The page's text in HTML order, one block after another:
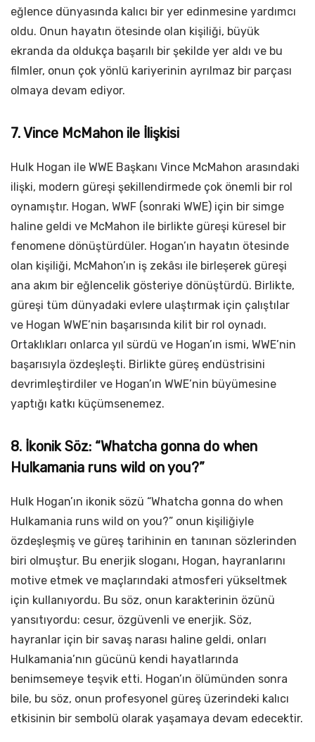
eğlence dünyasında kalıcı bir yer edinmesine yardımcı
oldu. Onun hayatın ötesinde olan kişiliği, büyük
ekranda da oldukça başarılı bir şekilde yer aldı ve bu
filmler, onun çok yönlü kariyerinin ayrılmaz bir parçası
olmaya devam ediyor.
7. Vince McMahon ile İlişkisi
Hulk Hogan ile WWE Başkanı Vince McMahon arasındaki
ilişki, modern güreşi şekillendirmede çok önemli bir rol
oynamıştır. Hogan, WWF (sonraki WWE) için bir simge
haline geldi ve McMahon ile birlikte güreşi küresel bir
fenomene dönüştürdüler. Hogan’ın hayatın ötesinde
olan kişiliği, McMahon’ın iş zekâsı ile birleşerek güreşi
ana akım bir eğlencelik gösteriye dönüştürdü. Birlikte,
güreşi tüm dünyadaki evlere ulaştırmak için çalıştılar
ve Hogan WWE’nin başarısında kilit bir rol oynadı.
Ortaklıkları onlarca yıl sürdü ve Hogan’ın ismi, WWE’nin
başarısıyla özdeşleşti. Birlikte güreş endüstrisini
devrimleştirdiler ve Hogan’ın WWE’nin büyümesine
yaptığı katkı küçümsenemez.
8. İkonik Söz: “Whatcha gonna do when
Hulkamania runs wild on you?”
Hulk Hogan’ın ikonik sözü “Whatcha gonna do when
Hulkamania runs wild on you?” onun kişiliğiyle
özdeşleşmiş ve güreş tarihinin en tanınan sözlerinden
biri olmuştur. Bu enerjik sloganı, Hogan, hayranlarını
motive etmek ve maçlarındaki atmosferi yükseltmek
için kullanıyordu. Bu söz, onun karakterinin özünü
yansıtıyordu: cesur, özgüvenli ve enerjik. Söz,
hayranlar için bir savaş narası haline geldi, onları
Hulkamania’nın gücünü kendi hayatlarında
benimsemeye teşvik etti. Hogan’ın ölümünden sonra
bile, bu söz, onun profesyonel güreş üzerindeki kalıcı
etkisinin bir sembolü olarak yaşamaya devam edecektir.